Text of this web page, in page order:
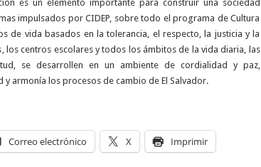
es un elemento importante para construir una sociedad
impulsados por CIDEP, sobre todo el programa de Cultura
de vida basados en la tolerancia, el respecto, la justicia y la
los centros escolares y todos los ámbitos de la vida diaria, las
se desarrollen en un ambiente de cordialidad y paz,
armonía los procesos de cambio de El Salvador.
Correo electrónico X Imprimir